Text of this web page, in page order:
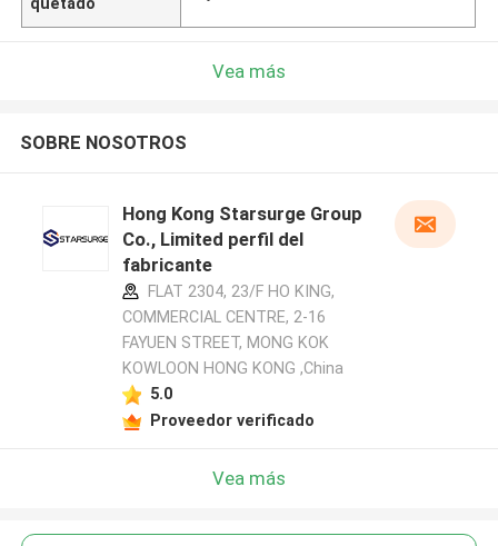
Vea más
SOBRE NOSOTROS
Hong Kong Starsurge Group
Co., Limited perfil del
fabricante
FLAT 2304, 23/F HO KING,
COMMERCIAL CENTRE, 2-16
FAYUEN STREET, MONG KOK
KOWLOON HONG KONG ,China
5.0
Proveedor verificado
Vea más